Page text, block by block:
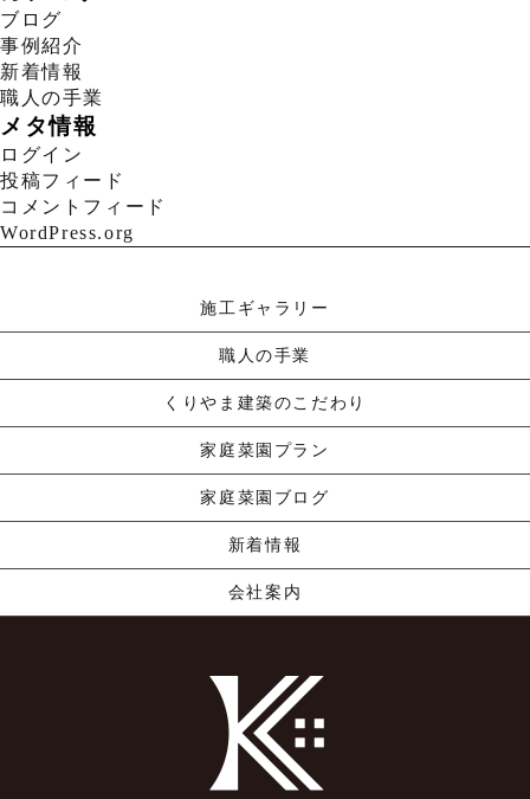
ブログ
事例紹介
新着情報
職人の手業
メタ情報
ログイン
投稿フィード
コメントフィード
WordPress.org
施工ギャラリー
職人の手業
くりやま建築のこだわり
家庭菜園プラン
家庭菜園ブログ
新着情報
会社案内